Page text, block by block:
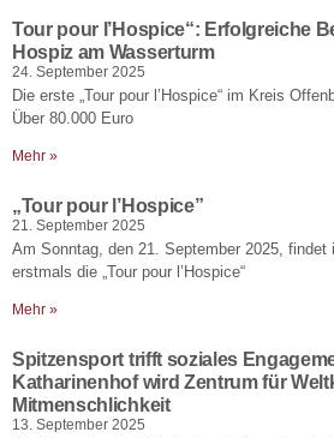
Tour pour l’Hospice“: Erfolgreiche
Hospiz am Wasserturm
24. September 2025
Die erste „Tour pour l’Hospice“ im Kreis
Über 80.000 Euro
Mehr »
„Tour pour l’Hospice”
21. September 2025
Am Sonntag, den 21. September 2025, findet
erstmals die „Tour pour l’Hospice“
Mehr »
Spitzensport trifft soziales
Katharinenhof wird Zentrum für
Mitmenschlichkeit
13. September 2025